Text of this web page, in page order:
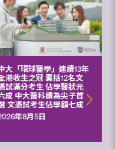
大「環球醫學」連續13年
港收生之冠 囊括12名文
試滿分考生 佔學醫狀元
成 中大醫科續為尖子首
文憑試考生佔學額七成
年8月5日